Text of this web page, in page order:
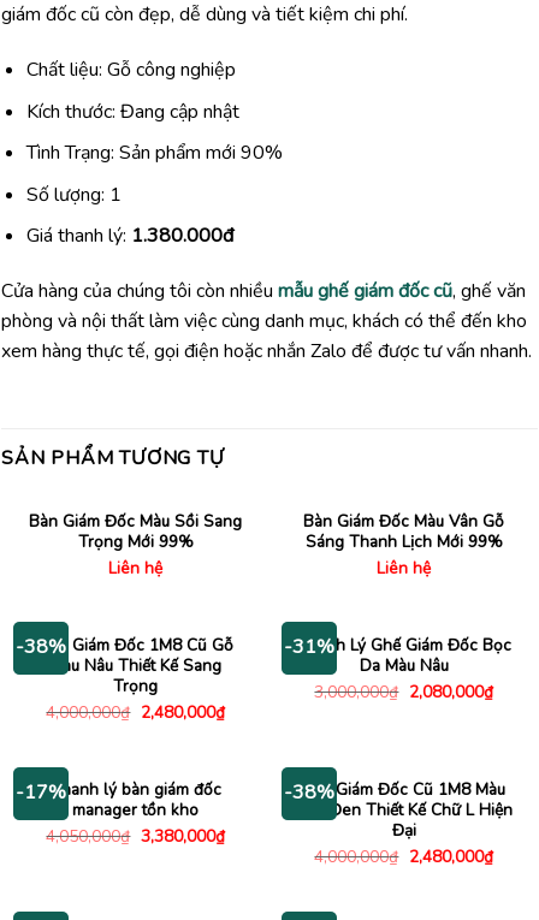
giám đốc cũ còn đẹp, dễ dùng và tiết kiệm chi phí.
Chất liệu: Gỗ công nghiệp
Kích thước: Đang cập nhật
Tình Trạng: Sản phẩm mới 90%
Số lượng: 1
Giá thanh lý: 1.380.000đ
Cửa hàng của chúng tôi còn nhiều mẫu ghế giám đốc cũ, ghế văn
phòng và nội thất làm việc cùng danh mục, khách có thể đến kho
xem hàng thực tế, gọi điện hoặc nhắn Zalo để được tư vấn nhanh.
SẢN PHẨM TƯƠNG TỰ
Bàn Giám Đốc Màu Sồi Sang
Trọng Mới 99%
Liên hệ
Bàn Giám Đốc Màu Vân Gỗ
Sáng Thanh Lịch Mới 99%
Liên hệ
-38%
Bàn Giám Đốc 1M8 Cũ Gỗ
Màu Nâu Thiết Kế Sang
Trọng
4,000,000₫ Giá
gốc
2,480,000₫Giá
hiện
2,480,000₫.
-31%
Thanh Lý Ghế Giám Đốc Bọc
Da Màu Nâu
3,000,000₫ Giá
gốc
2,080,000₫Giá
hiện
-17%Thanh lý bàn giám đốc
manager tồn kho
4,050,000₫ Giá
gốc
3,380,000₫Giá
hiện
-38%
Bàn Giám Đốc Cũ 1M8 Màu
Nâu Đen Thiết Kế Chữ L Hiện
Đại
4,000,000₫ Giá
gốc
2,480,000₫Giá
hiện